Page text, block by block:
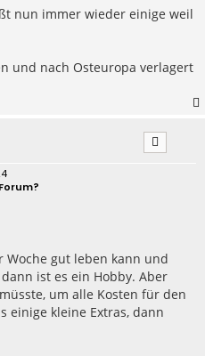
nun immer wieder einige weil
und nach Osteuropa verlagert
gut leben kann und
ist es ein Hobby. Aber
um alle Kosten für den
einige kleine Extras, dann